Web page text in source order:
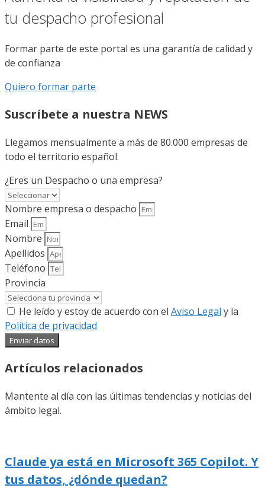
tu despacho profesional
Formar parte de este portal es una garantía de calidad y
de confianza
Quiero formar parte
Suscríbete a nuestra NEWS
Llegamos mensualmente a más de 80.000 empresas de
todo el territorio español.
¿Eres un Despacho o una empresa?
Nombre empresa o despacho
Email
Nombre
Apellidos
Teléfono
Provincia
He leído y estoy de acuerdo con el Aviso Legal y la
Política de privacidad
Enviar datos
Artículos relacionados
Mantente al día con las últimas tendencias y noticias del
ámbito legal.
Claude ya está en Microsoft 365 Copilot. Y
tus datos, ¿dónde quedan?